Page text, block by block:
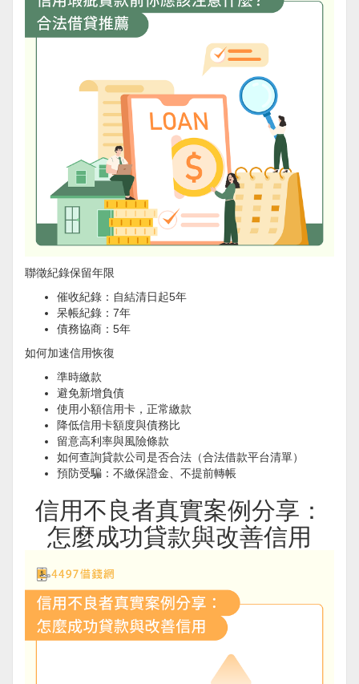
聯徵紀錄保留年限
催收紀錄：自結清日起5年
呆帳紀錄：7年
債務協商：5年
如何加速信用恢復
準時繳款
避免新增負債
使用小額信用卡，正常繳款
降低信用卡額度與債務比
留意高利率與風險條款
如何查詢貸款公司是否合法（合法借款平台清單）
預防受騙：不繳保證金、不提前轉帳
信用不良者真實案例分享：
怎麼成功貸款與改善信用